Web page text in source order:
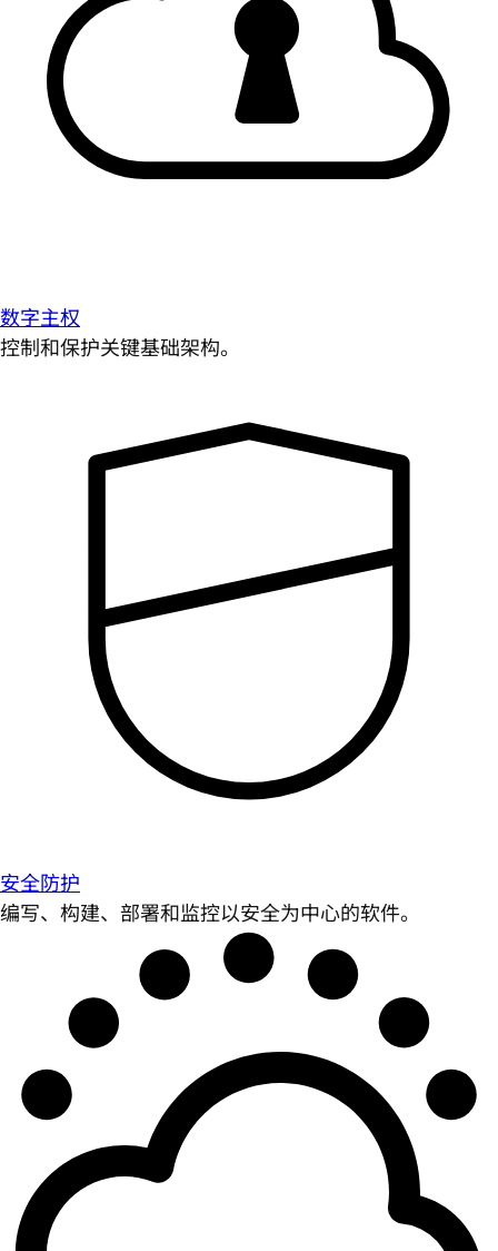
数字主权
控制和保护关键基础架构。
安全防护
编写、构建、部署和监控以安全为中心的软件。